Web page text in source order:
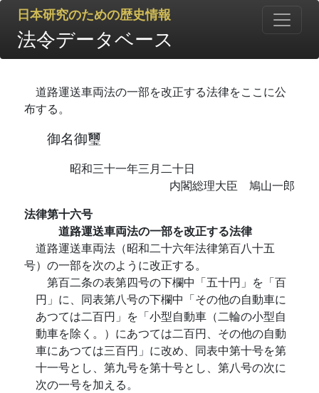
日本研究のための歴史情報
法令データベース
道路運送車両法の一部を改正する法律をここに公
布する。
御名御璽
昭和三十一年三月二十日
内閣総理大臣 鳩山一郎
法律第十六号
道路運送車両法の一部を改正する法律
道路運送車両法（昭和二十六年法律第百八十五
号）の一部を次のように改正する。
第百二条の表第四号の下欄中「五十円」を「百
円」に、同表第八号の下欄中「その他の自動車に
あつては二百円」を「小型自動車（二輪の小型自
動車を除く。）にあつては二百円、その他の自動
車にあつては三百円」に改め、同表中第十号を第
十一号とし、第九号を第十号とし、第八号の次に
次の一号を加える。